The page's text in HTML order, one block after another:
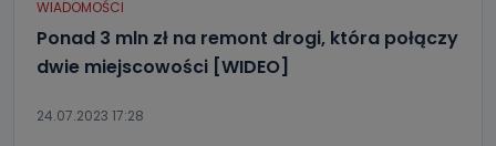
WIADOMOŚCI
Ponad 3 mln zł na remont drogi, która połączy
dwie miejscowości [WIDEO]
24.07.2023 17:28